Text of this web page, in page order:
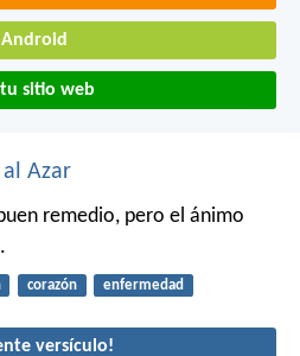
Android
tu sitio web
Azar
remedio, pero el ánimo
corazón enfermedad
versículo!